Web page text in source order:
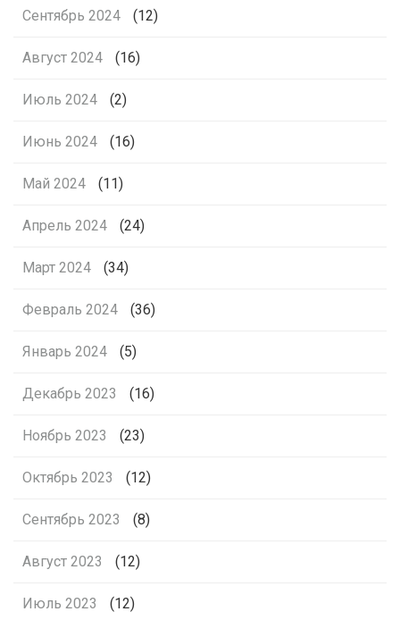
Сентябрь 2024 (12)
Август 2024 (16)
Июль 2024 (2)
Июнь 2024 (16)
Май 2024 (11)
Апрель 2024 (24)
Март 2024 (34)
Февраль 2024 (36)
Январь 2024 (5)
Декабрь 2023 (16)
Ноябрь 2023 (23)
Октябрь 2023 (12)
Сентябрь 2023 (8)
Август 2023 (12)
Июль 2023 (12)